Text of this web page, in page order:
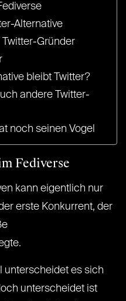
Alternative
Twitter-Gründer
bleibt Twitter?
andere Twitter-
noch seinen Vogel
Fediverse
kann eigentlich nur
erste Konkurrent, der
unterscheidet es sich
unterscheidet ist